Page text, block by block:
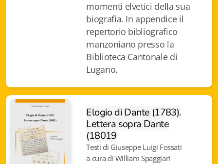
momenti elvetici della sua
biografia. In appendice il
repertorio bibliografico
manzoniano presso la
Biblioteca Cantonale di
Lugano.
Elogio di Dante (1783).
Lettera sopra Dante
(18019
Testi di Giuseppe Luigi Fossati
a cura di William Spaggiari
Istituzioni - Società - Cittadini
Oltre le frontiere
Spyra
Testi scolastici